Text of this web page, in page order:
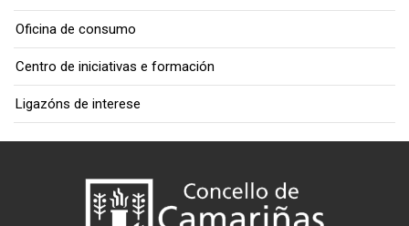
Oficina de consumo
Centro de iniciativas e formación
Ligazóns de interese